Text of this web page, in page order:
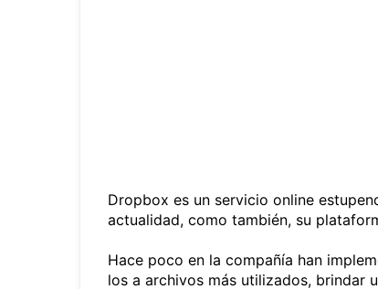
Dropbox es un servicio online
actualidad, como también, su
Hace poco en la compañía han
los a archivos más utilizados, brindar